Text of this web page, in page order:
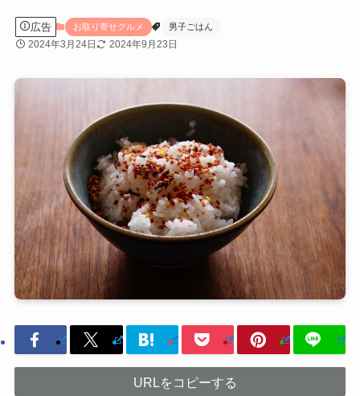
広告 お取り寄せグルメ 男子ごはん
2024年3月24日 2024年9月23日
URLをコピーする